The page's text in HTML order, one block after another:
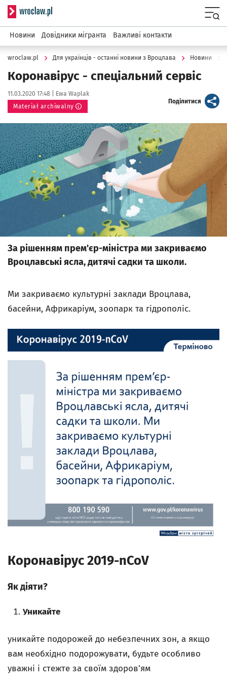
Serwis informacyjny wroclaw.pl
Новини Довідники мігранта Важливі контакти
wroclaw.pl Для українців - останні новини з Вроцлава Новини
Коронавірус - спеціальний сервіс
Data publikacji:
11.03.2020 17:48 | Autor:
Ewa Waplak
Materiał archiwalny
Поділитися artykuł
Kliknij, aby powiększyć
За рішенням прем'єр-міністра ми закриваємо
Вроцлавські ясла, дитячі садки та школи.
Ми закриваємо культурні заклади Вроцлава,
басейни, Африкаріум, зоопарк та гідрополіс.
Коронавірус 2019-nCoV
Як діяти?
Уникайте
уникайте подорожей до небезпечних зон, а якщо
вам необхідно подорожувати, будьте особливо
уважні і стежте за своїм здоров’ям